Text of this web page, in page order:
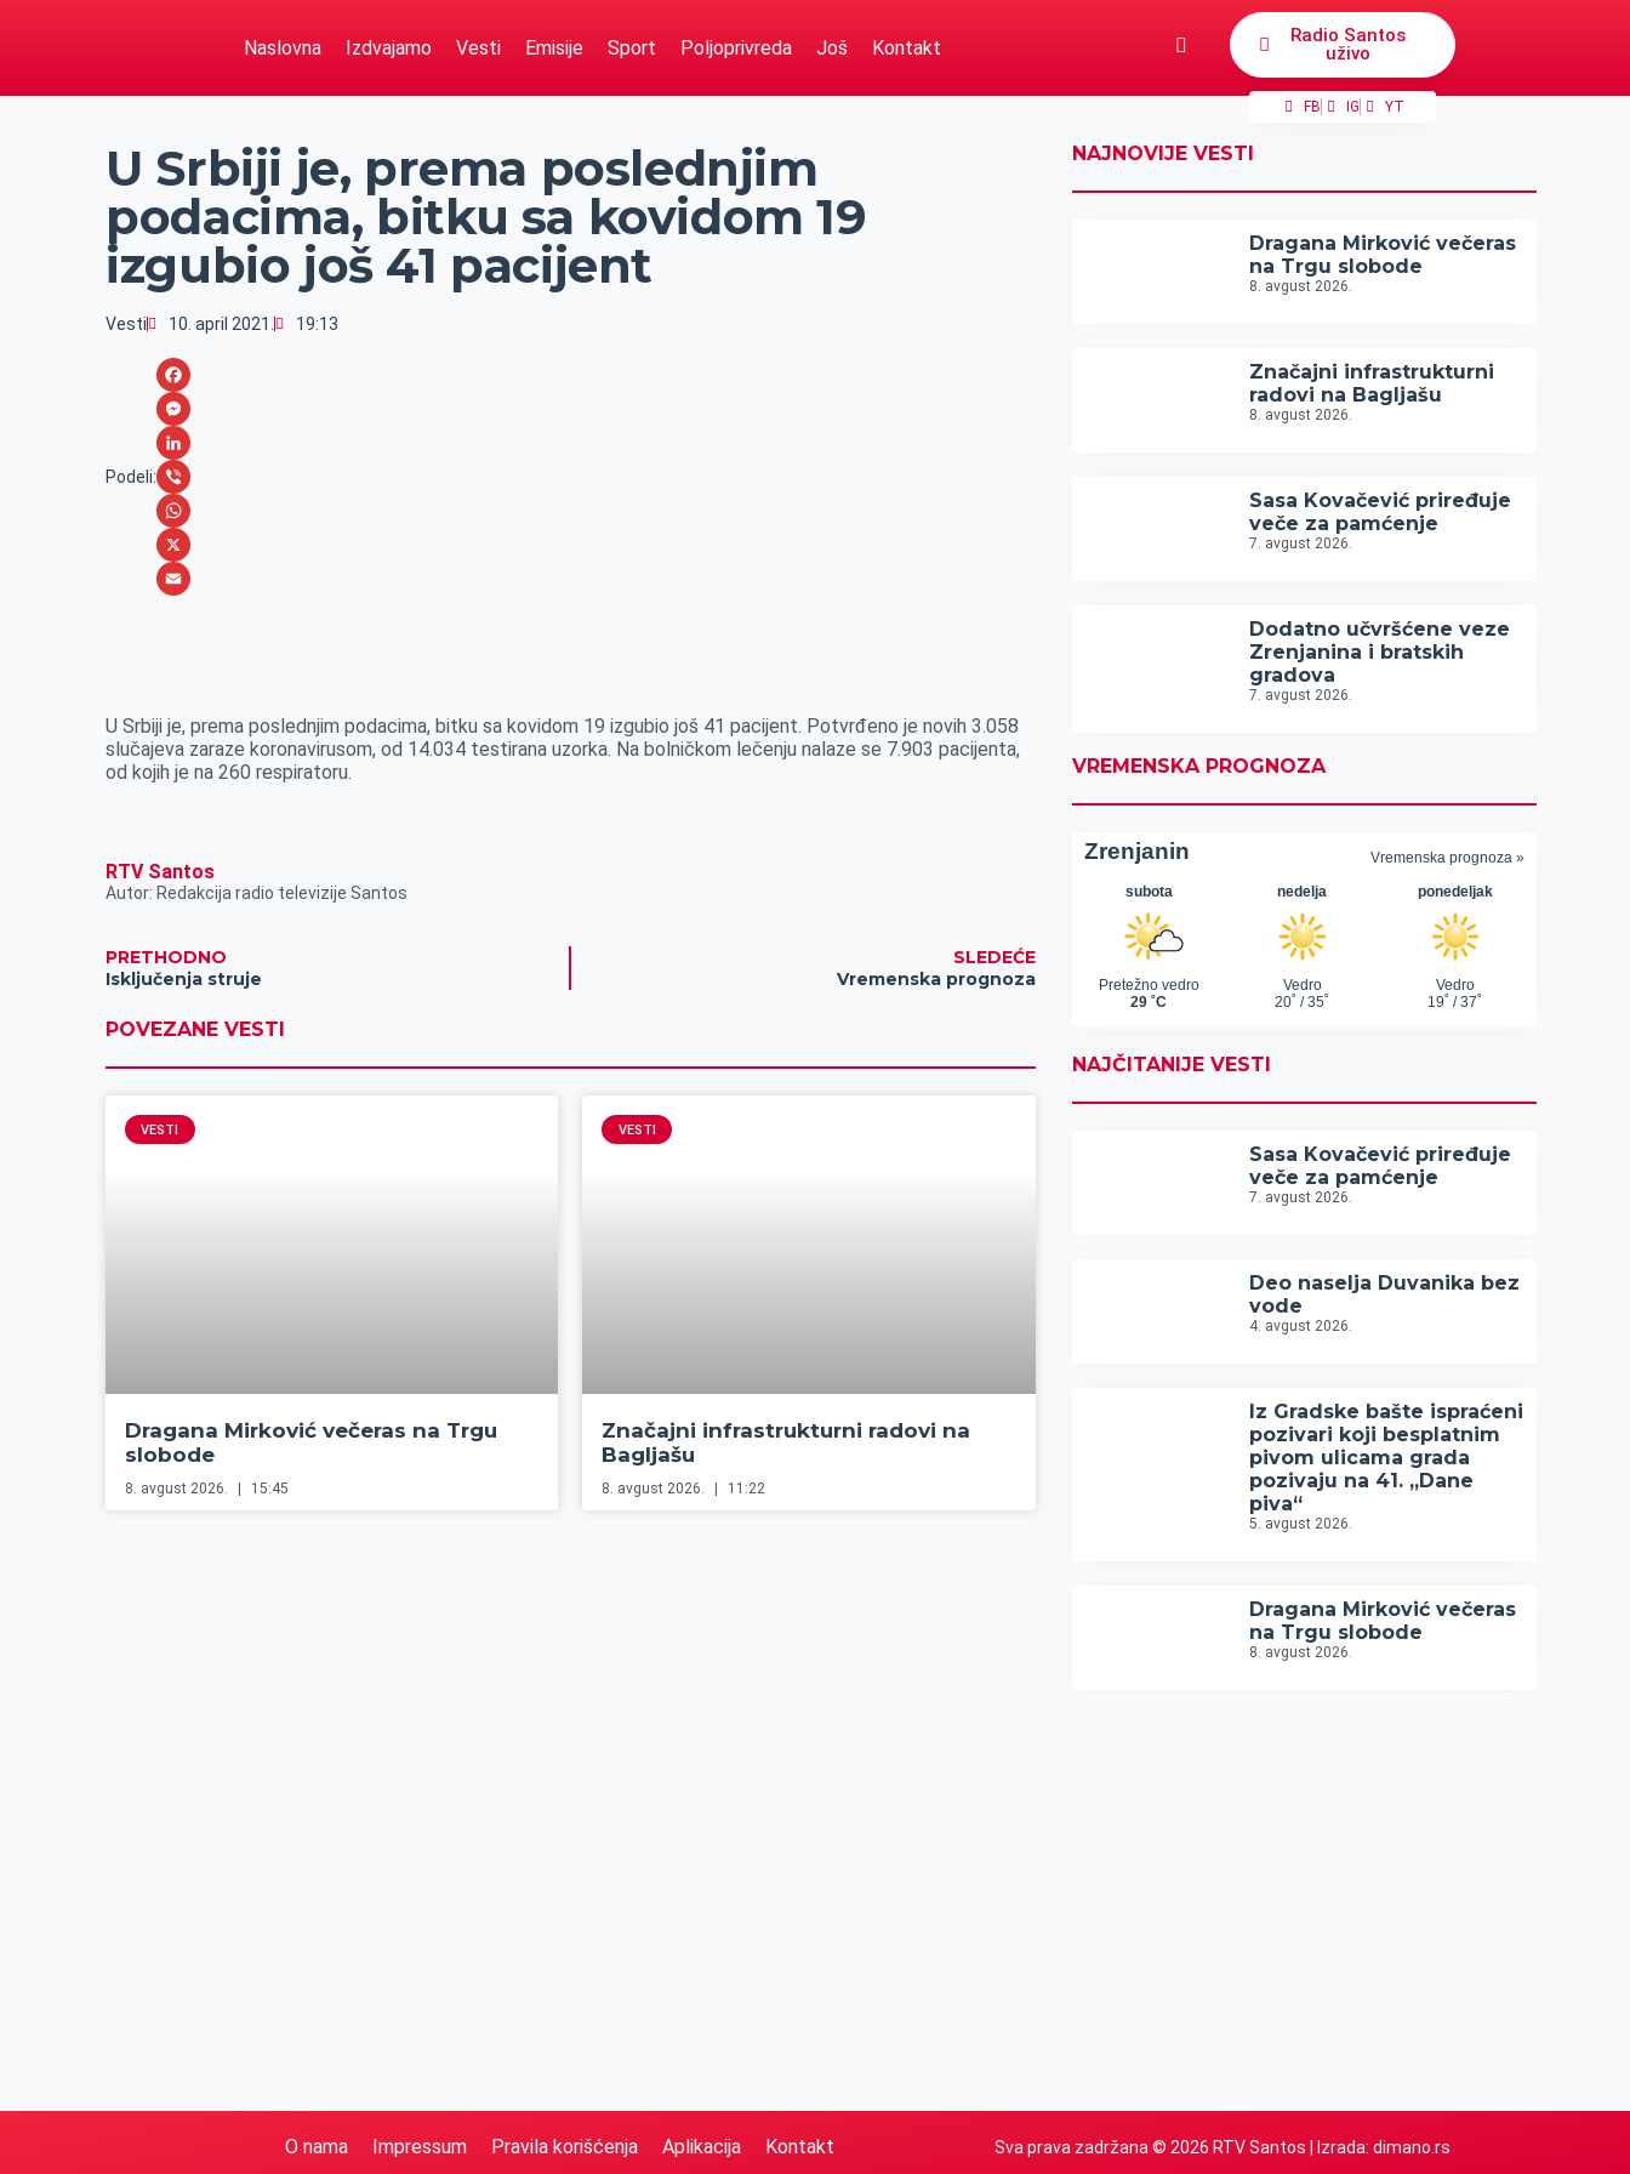
Naslovna Izdvajamo Vesti Emisije Sport Poljoprivreda Još Kontakt
Radio Santos
uživo
FB IG YT
U Srbiji je, prema poslednjim
podacima, bitku sa kovidom 19
izgubio još 41 pacijent
Vesti 10. april 2021. 19:13
Podeli:
F
a
c
e
b
o
M
e
s
s
e
r
L
i
n
k
n
V
i
b
W
h
A
p
p
X
i
l
U Srbiji je, prema poslednjim podacima, bitku sa kovidom 19 izgubio još 41 pacijent. Potvrđeno je novih 3.058
slučajeva zaraze koronavirusom, od 14.034 testirana uzorka. Na bolničkom lečenju nalaze se 7.903 pacijenta,
od kojih je na 260 respiratoru.
RTV Santos
Autor: Redakcija radio televizije Santos
PRETHODNO
Isključenja struje
SLEDEĆE
Vremenska prognoza
POVEZANE VESTI
VESTI
Dragana Mirković večeras na Trgu
slobode
8. avgust 2026. 15:45
VESTI
Značajni infrastrukturni radovi na
Bagljašu
8. avgust 2026. 11:22
NAJNOVIJE VESTI
Dragana Mirković večeras
na Trgu slobode
8. avgust 2026.
Značajni infrastrukturni
radovi na Bagljašu
8. avgust 2026.
Sasa Kovačević priređuje
veče za pamćenje
7. avgust 2026.
Dodatno učvršćene veze
Zrenjanina i bratskih
gradova
7. avgust 2026.
VREMENSKA PROGNOZA
NAJČITANIJE VESTI
Sasa Kovačević priređuje
veče za pamćenje
7. avgust 2026.
Deo naselja Duvanika bez
vode
4. avgust 2026.
Iz Gradske bašte ispraćeni
pozivari koji besplatnim
pivom ulicama grada
pozivaju na 41. „Dane
piva“
5. avgust 2026.
Dragana Mirković večeras
na Trgu slobode
8. avgust 2026.
O nama Impressum Pravila korišćenja Aplikacija Kontakt Sva prava zadržana © 2026 RTV Santos | Izrada: dimano.rs